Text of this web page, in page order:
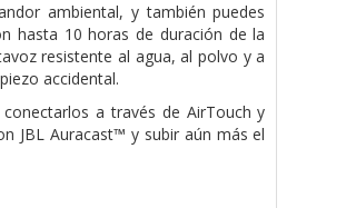
ambiental, y también puedes
hasta 10 horas de duración de la
resistente al agua, al polvo y a
accidental.
a través de AirTouch y
JBL Auracast™ y subir aún más el